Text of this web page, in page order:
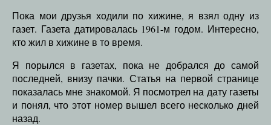
Пока мои друзья ходили по хижине, я взял одну из
газет. Газета датировалась 1961-м годом. Интересно,
кто жил в хижине в то время.
Я порылся в газетах, пока не добрался до самой
последней, внизу пачки. Статья на первой странице
показалась мне знакомой. Я посмотрел на дату газеты
и понял, что этот номер вышел всего несколько дней
назад.